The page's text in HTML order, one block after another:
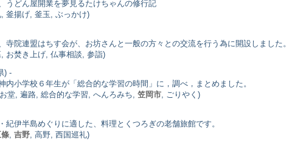
うどん屋開業を夢見るたけちゃんの修行記
, 釜揚げ, 釜玉, ぶっかけ)
院連盟はちす会が、お坊さんと一般の方々との交流を行う為に開設しました。
, お焚き上げ, 仏事相談, 参詣)
) -
小学校６年生が「総合的な学習の時間」に，調べ，まとめました。
堂, 遍路, 総合的な学習, へんろみち, 笠岡市 , ごりやく)
伊半島めぐりに適した、料理とくつろぎの老舗旅館です。
吉野 , 高野, 西国巡礼)